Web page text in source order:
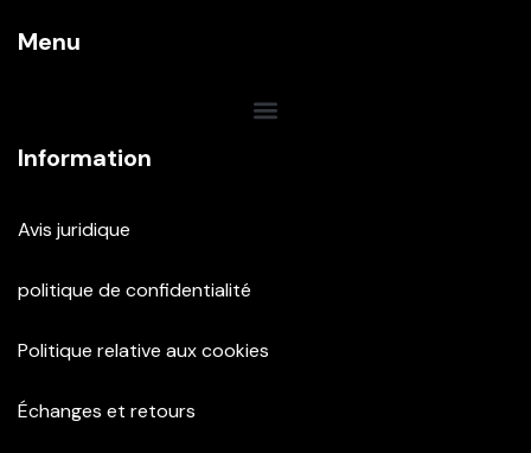
Menu
Information
Avis juridique
politique de confidentialité
Politique relative aux cookies
Échanges et retours